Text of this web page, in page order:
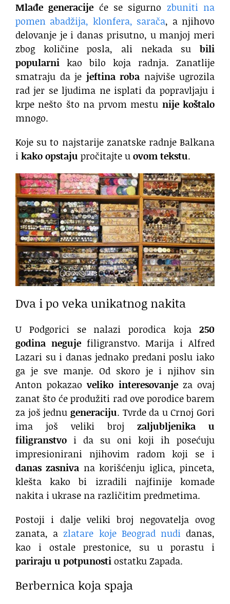
Mlađe generacije će se sigurno zbuniti na
pomen abadžija, klonfera, sarača, a njihovo
delovanje je i danas prisutno, u manjoj meri
zbog količine posla, ali nekada su bili
popularni kao bilo koja radnja. Zanatlije
smatraju da je jeftina roba najviše ugrozila
rad jer se ljudima ne isplati da popravljaju i
krpe nešto što na prvom mestu nije koštalo
mnogo.
Koje su to najstarije zanatske radnje Balkana
ikako opstaju pročitajte uovom tekstu.
Dva i po veka unikatnog nakita
U Podgorici se nalazi porodica koja 250
godina negujefiligranstvo. Marija i Alfred
Lazari su i danas jednako predani poslu iako
ga je sve manje. Od skoro je i njihov sin
Anton pokazaoveliko interesovanjeza ovaj
zanat što će produžiti rad ove porodice barem
za još jednu generaciju. Tvrde da u Crnoj Gori
ima još veliki broj zaljubljenika u
filigranstvo i da su oni koji ih posećuju
impresionirani njihovim radom koji se i
danas zasniva na korišćenju iglica, pinceta,
klešta kako bi izradili najfinije komade
nakita i ukrase na različitim predmetima.
Postoji i dalje veliki broj negovatelja ovog
zanata, azlatare koje Beograd nudidanas,
kao i ostale prestonice, su u porastu i
pariraju u potpunostiostatku Zapada.
Berbernica koja spaja